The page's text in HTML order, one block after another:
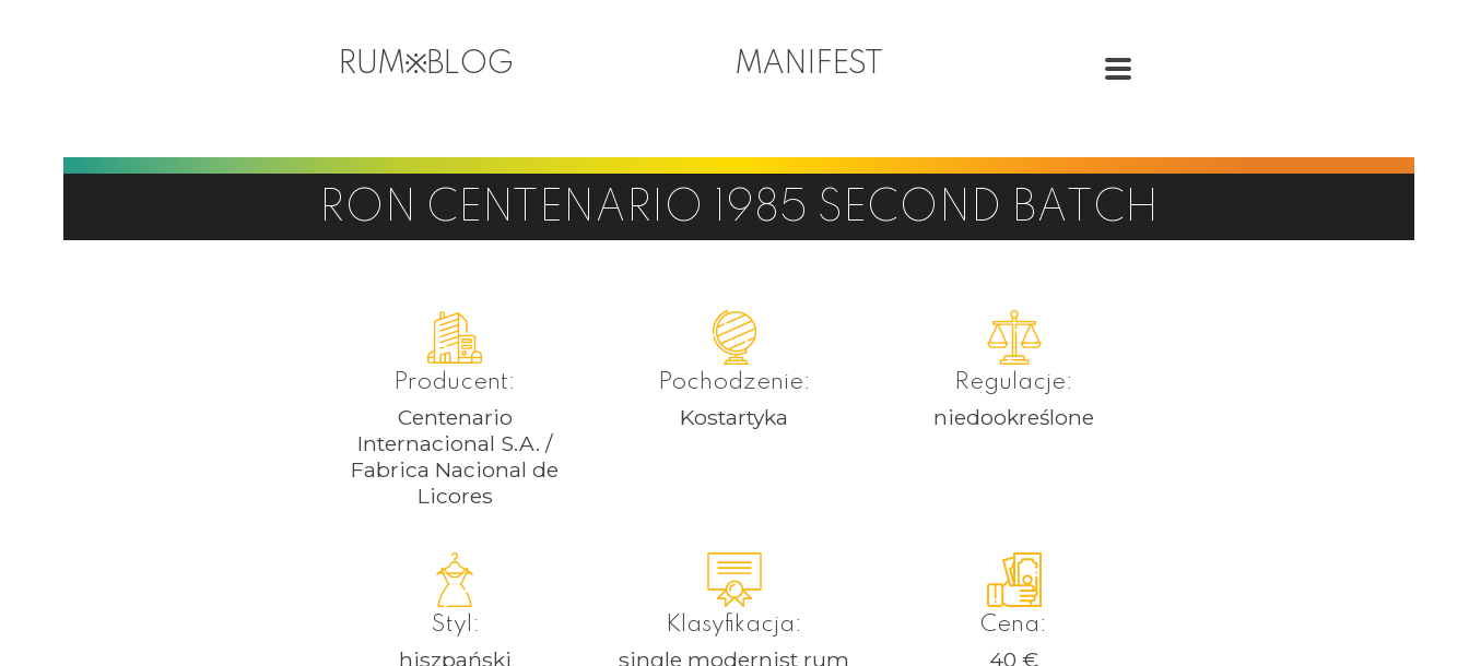
RUM※BLOG MANIFEST
RON CENTENARIO 1985 SECOND BATCH
Producent:
Centenario
Internacional S.A. /
Fabrica Nacional de
Licores
Pochodzenie:
Kostartyka
Regulacje:
niedookreślone
Styl:
hiszpański
Klasyfikacja:
single modernist rum
Cena:
40 €